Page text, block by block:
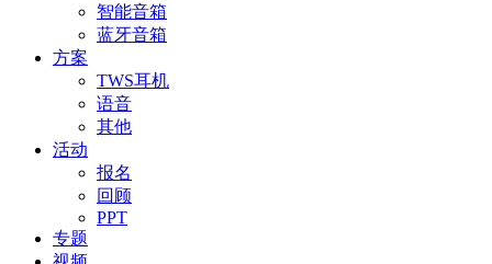
智能音箱
蓝牙音箱
方案
TWS耳机
语音
其他
活动
报名
回顾
PPT
专题